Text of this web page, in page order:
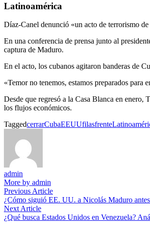
Latinoamérica
Díaz-Canel denunció «un acto de terrorismo
En una conferencia de prensa junto al
captura de Maduro.
En el acto, los cubanos agitaron banderas de
«Temor no tenemos, estamos preparados
Desde que regresó a la Casa Blanca en enero,
los flujos económicos.
TaggedcerrarCubaEEUUfilasfrente
admin
More by admin
Navegación
de
entradas
Previous ArticlePrevious
article:
¿Cómo siguió EE. UU. a Nicolás Maduro
Next ArticleNext
article:
¿Qué busca Estados Unidos en Venezuela?